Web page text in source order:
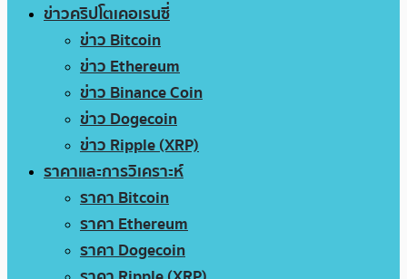
ข่าวคริปโตเคอเรนซี่
ข่าว Bitcoin
ข่าว Ethereum
ข่าว Binance Coin
ข่าว Dogecoin
ข่าว Ripple (XRP)
ราคาและการวิเคราะห์
ราคา Bitcoin
ราคา Ethereum
ราคา Dogecoin